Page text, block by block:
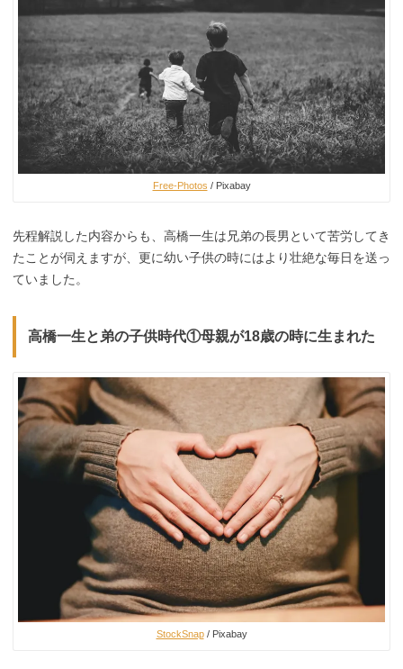
Free-Photos / Pixabay
先程解説した内容からも、高橋一生は兄弟の長男といて苦労してき
たことが伺えますが、更に幼い子供の時にはより壮絶な毎日を送っ
ていました。
高橋一生と弟の子供時代①母親が18歳の時に生まれた
StockSnap/ Pixabay